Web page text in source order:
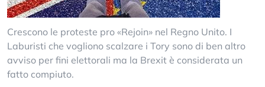
Crescono le proteste pro «Rejoin» nel Regno Unito. I
Laburisti che vogliono scalzare i Tory sono di ben altro
avviso per fini elettorali ma la Brexit è considerata un
fatto compiuto.